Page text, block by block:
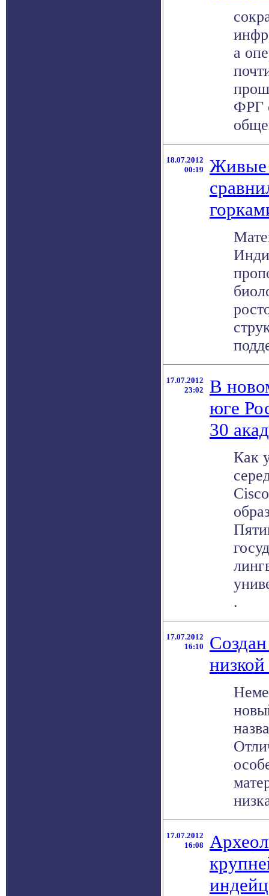
а
ФРГ
18.07.2012
00:19
Живые
17.07.2012
23:02
В
юге
30
Как
.
17.07.2012
16:10
17.07.2012
16:08